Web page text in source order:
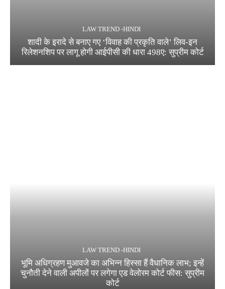
LAW TREND -HINDI
शादी के इरादे से बनाए गए ‘विवाह की प्रकृति वाले’ लिव-इन
रिलेशनशिप पर लागू होगी आईपीसी की धारा 498ए: सुप्रीम कोर्ट
LAW TREND -HINDI
भूमि अधिग्रहण मुआवजे का अभिन्न हिस्सा हैं वैधानिक लाभ; इन्हें
चुनौती देने वाली अपीलों पर लगेगा एड वेलोरम कोर्ट फीस: सुप्रीम
कोर्ट